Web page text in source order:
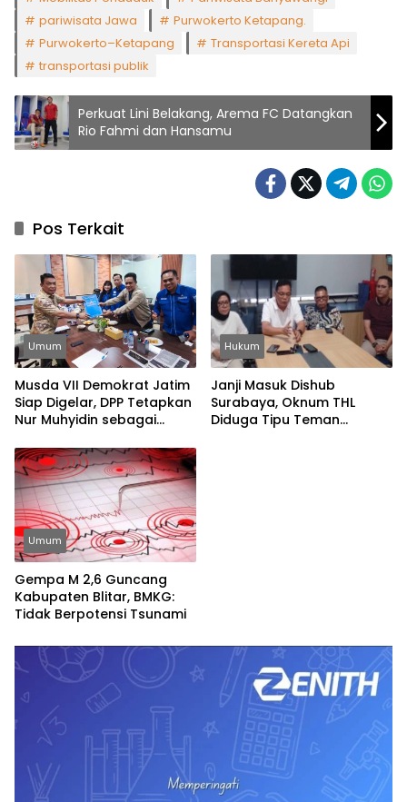
pariwisata Jawa
Purwokerto Ketapang.
Purwokerto–Ketapang
Transportasi Kereta Api
transportasi publik
Perkuat Lini Belakang, Arema FC Datangkan
Rio Fahmi dan Hansamu
Pos Terkait
Umum
Musda VII Demokrat Jatim
Siap Digelar, DPP Tetapkan
Nur Muhyidin sebagai
Hukum
Janji Masuk Dishub
Surabaya, Oknum THL
Diduga Tipu Teman
Umum
Gempa M 2,6 Guncang
Kabupaten Blitar, BMKG:
Tidak Berpotensi Tsunami